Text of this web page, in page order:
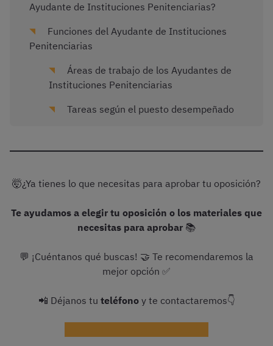
Ayudante de Instituciones Penitenciarias?
Funciones del Ayudante de Instituciones
Penitenciarias
Áreas de trabajo de los Ayudantes de
Instituciones Penitenciarias
Tareas según el puesto desempeñado
🤯¿Ya tienes lo que necesitas para aprobar tu oposición?
Te ayudamos a elegir tu oposición o los materiales que
necesitas para aprobar 📚
💬 ¡Cuéntanos qué buscas! 🤝 Te recomendaremos la
mejor opción ✅
📲 Déjanos tu teléfono y te contactaremos👇